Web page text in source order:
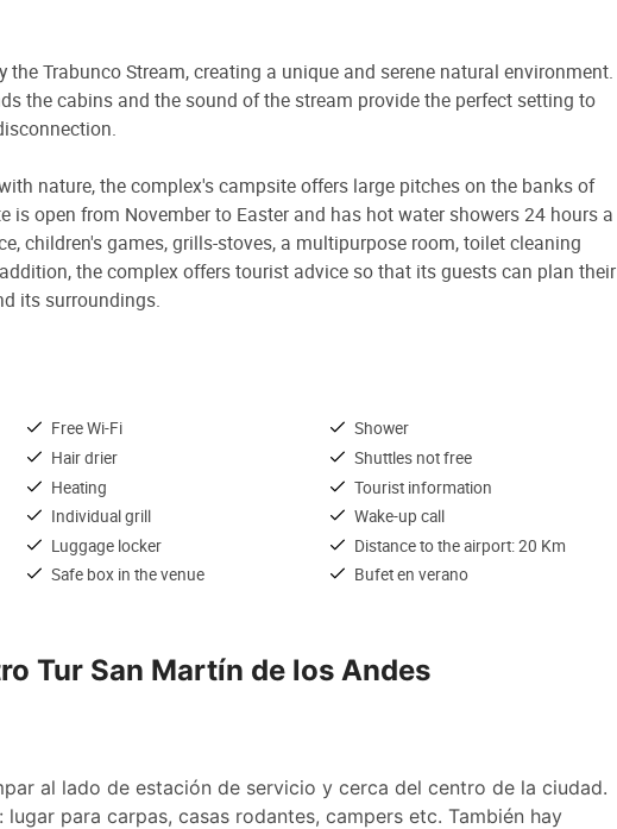
the Trabunco Stream, creating a unique and serene natural environment.
the cabins and the sound of the stream provide the perfect setting to
nature, the complex's campsite offers large pitches on the banks of
is open from November to Easter and has hot water showers 24 hours a
children's games, grills-stoves, a multipurpose room, toilet cleaning
the complex offers tourist advice so that its guests can plan their
its surroundings.
Free Wi-Fi
Hair drier
Heating
Individual grill
Luggage locker
Safe box in the venue
Shower
Shuttles not free
Tourist information
Wake-up call
Distance to the airport: 20 Km
Bufet en verano
Tur San Martín de los Andes
al lado de estación de servicio y cerca del centro de la ciudad.
para carpas, casas rodantes, campers etc. También hay